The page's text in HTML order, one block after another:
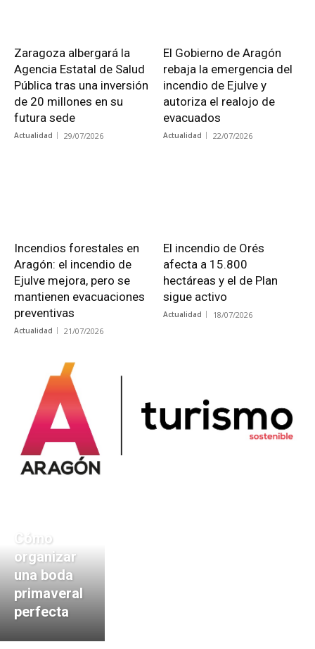
Zaragoza albergará la
Agencia Estatal de Salud
Pública tras una inversión
de 20 millones en su
futura sede
Actualidad 29/07/2026
El Gobierno de Aragón
rebaja la emergencia del
incendio de Ejulve y
autoriza el realojo de
evacuados
Actualidad 22/07/2026
Incendios forestales en
Aragón: el incendio de
Ejulve mejora, pero se
mantienen evacuaciones
preventivas
Actualidad 21/07/2026
El incendio de Orés
afecta a 15.800
hectáreas y el de Plan
sigue activo
Actualidad 18/07/2026
Cómo
organizar
una boda
primaveral
perfecta